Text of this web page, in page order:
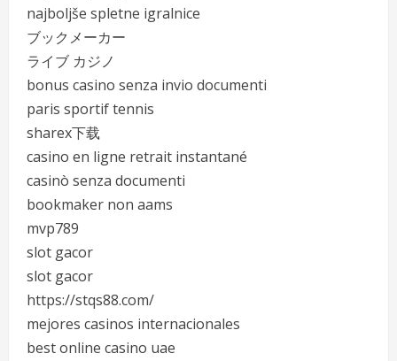
najboljše spletne igralnice
ブックメーカー
ライブ カジノ
bonus casino senza invio documenti
paris sportif tennis
sharex下载
casino en ligne retrait instantané
casinò senza documenti
bookmaker non aams
mvp789
slot gacor
slot gacor
https://stqs88.com/
mejores casinos internacionales
best online casino uae